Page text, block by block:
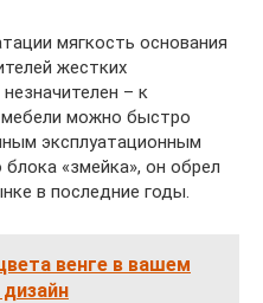
мягкость основания
жестких
– к
можно быстро
эксплуатационным
«змейка», он обрел
в последние годы.
венге в вашем